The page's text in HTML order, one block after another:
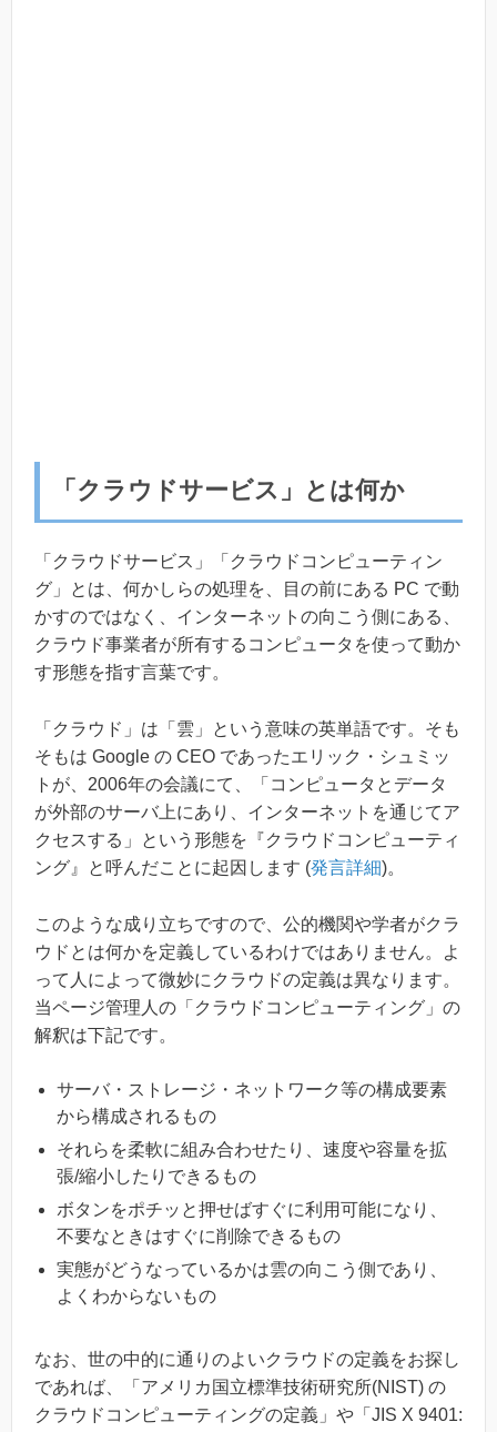
「クラウドサービス」とは何か
「クラウドサービス」「クラウドコンピューティン
グ」とは、何かしらの処理を、目の前にある PC で動
かすのではなく、インターネットの向こう側にある、
クラウド事業者が所有するコンピュータを使って動か
す形態を指す言葉です。
「クラウド」は「雲」という意味の英単語です。そも
そもは Google の CEO であったエリック・シュミッ
トが、2006年の会議にて、「コンピュータとデータ
が外部のサーバ上にあり、インターネットを通じてア
クセスする」という形態を『クラウドコンピューティ
ング』と呼んだことに起因します (発言詳細)。
このような成り立ちですので、公的機関や学者がクラ
ウドとは何かを定義しているわけではありません。よ
って人によって微妙にクラウドの定義は異なります。
当ページ管理人の「クラウドコンピューティング」の
解釈は下記です。
サーバ・ストレージ・ネットワーク等の構成要素
から構成されるもの
それらを柔軟に組み合わせたり、速度や容量を拡
張/縮小したりできるもの
ボタンをポチッと押せばすぐに利用可能になり、
不要なときはすぐに削除できるもの
実態がどうなっているかは雲の向こう側であり、
よくわからないもの
なお、世の中的に通りのよいクラウドの定義をお探し
であれば、「アメリカ国立標準技術研究所(NIST) の
クラウドコンピューティングの定義」や「JIS X 9401: